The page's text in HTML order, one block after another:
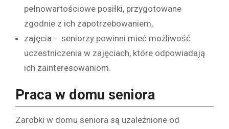
pełnowartościowe posiłki, przygotowane
zgodnie z ich zapotrzebowaniem,
zajęcia – seniorzy powinni mieć możliwość
uczestniczenia w zajęciach, które odpowiadają
ich zainteresowaniom.
Praca w domu seniora
Zarobki w domu seniora są uzależnione od